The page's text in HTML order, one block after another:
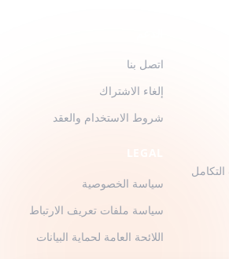
اتصل بنا
إلغاء الاشتراك
شروط الاستخدام والعقد
سياسة الخصوصية
سياسة ملفات تعريف الارتباط
اللائحة العامة لحماية البيانات